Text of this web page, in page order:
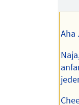
Aha